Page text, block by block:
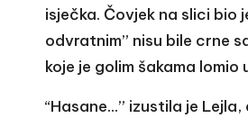
isječka. Čovjek na slici bio
odvratnim” nisu bile crne
koje je golim šakama
“Hasane…” izustila je